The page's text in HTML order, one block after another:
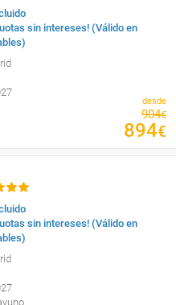
sin intereses! (Válido en
desde
904€
894€
sin intereses! (Válido en